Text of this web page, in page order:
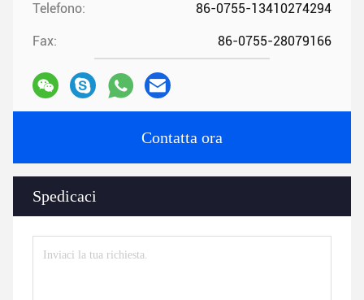
Telefono: 86-0755-13410274294
Fax: 86-0755-28079166
Contatta ora
Spedicaci